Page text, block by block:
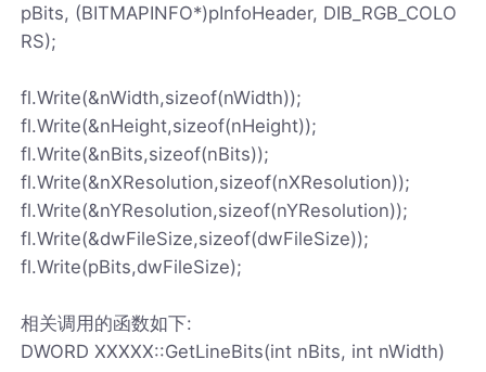
pBits, (BITMAPINFO*)pInfoHeader, DIB_RGB_COLO
RS);
fl.Write(&nWidth,sizeof(nWidth));
fl.Write(&nHeight,sizeof(nHeight));
fl.Write(&nBits,sizeof(nBits));
fl.Write(&nXResolution,sizeof(nXResolution));
fl.Write(&nYResolution,sizeof(nYResolution));
fl.Write(&dwFileSize,sizeof(dwFileSize));
fl.Write(pBits,dwFileSize);
相关调用的函数如下:
DWORD XXXXX::GetLineBits(int nBits, int nWidth)